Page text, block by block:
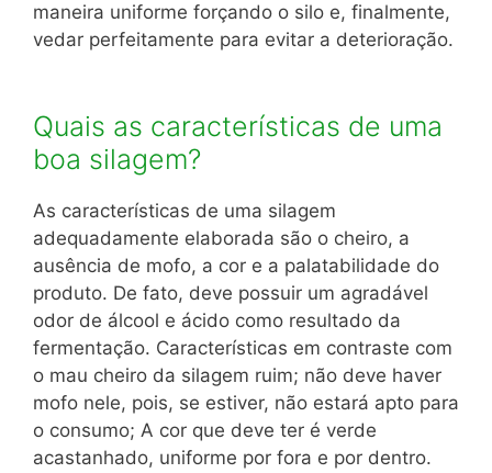
maneira uniforme forçando o silo e, finalmente,
vedar perfeitamente para evitar a deterioração.
Quais as características de uma
boa silagem?
As características de uma silagem
adequadamente elaborada são o cheiro, a
ausência de mofo, a cor e a palatabilidade do
produto. De fato, deve possuir um agradável
odor de álcool e ácido como resultado da
fermentação. Características em contraste com
o mau cheiro da silagem ruim; não deve haver
mofo nele, pois, se estiver, não estará apto para
o consumo; A cor que deve ter é verde
acastanhado, uniforme por fora e por dentro.